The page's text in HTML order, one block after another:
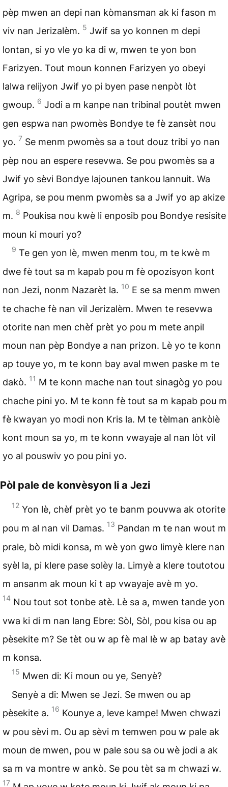
pèp mwen an depi nan kòmansman ak ki fason m
viv nan Jerizalèm. 5 Jwif sa yo konnen m depi
lontan, si yo vle yo ka di w, mwen te yon bon
Farizyen. Tout moun konnen Farizyen yo obeyi
lalwa relijyon Jwif yo pi byen pase nenpòt lòt
gwoup. 6 Jodi a m kanpe nan tribinal poutèt mwen
gen espwa nan pwomès Bondye te fè zansèt nou
yo. 7 Se menm pwomès sa a tout douz tribi yo nan
pèp nou an espere resevwa. Se pou pwomès sa a
Jwif yo sèvi Bondye lajounen tankou lannuit. Wa
Agripa, se pou menm pwomès sa a Jwif yo ap akize
m. 8 Poukisa nou kwè li enposib pou Bondye resisite
moun ki mouri yo?
9 Te gen yon lè, mwen menm tou, m te kwè m
dwe fè tout sa m kapab pou m fè opozisyon kont
non Jezi, nonm Nazarèt la. 10 E se sa menm mwen
te chache fè nan vil Jerizalèm. Mwen te resevwa
otorite nan men chèf prèt yo pou m mete anpil
moun nan pèp Bondye a nan prizon. Lè yo te konn
ap touye yo, m te konn bay aval mwen paske m te
dakò. 11 M te konn mache nan tout sinagòg yo pou
chache pini yo. M te konn fè tout sa m kapab pou m
fè kwayan yo modi non Kris la. M te tèlman ankòlè
kont moun sa yo, m te konn vwayaje al nan lòt vil
yo al pouswiv yo pou pini yo.
Pòl pale de konvèsyon li a Jezi
12 Yon lè, chèf prèt yo te banm pouvwa ak otorite
pou m al nan vil Damas. 13 Pandan m te nan wout m
prale, bò midi konsa, m wè yon gwo limyè klere nan
syèl la, pi klere pase solèy la. Limyè a klere toutotou
m ansanm ak moun ki t ap vwayaje avè m yo.
14 Nou tout sot tonbe atè. Lè sa a, mwen tande yon
vwa ki di m nan lang Ebre: Sòl, Sòl, pou kisa ou ap
pèsekite m? Se tèt ou w ap fè mal lè w ap batay avè
m konsa.
15 Mwen di: Ki moun ou ye, Senyè?
Senyè a di: Mwen se Jezi. Se mwen ou ap
pèsekite a. 16 Kounye a, leve kampe! Mwen chwazi
w pou sèvi m. Ou ap sèvi m temwen pou w pale ak
moun de mwen, pou w pale sou sa ou wè jodi a ak
sa m va montre w ankò. Se pou tèt sa m chwazi w.
17